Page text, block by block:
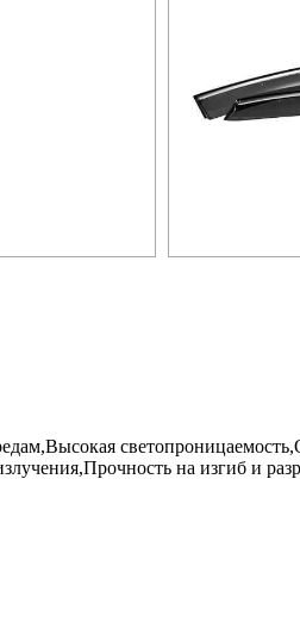
на изгиб и